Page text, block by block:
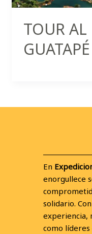
TOUR AL
GUATAPÉ
En
enorgullece
solidario.
experiencia,
como